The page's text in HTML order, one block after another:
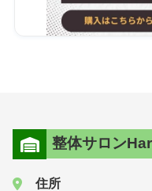
整体サロン
住所